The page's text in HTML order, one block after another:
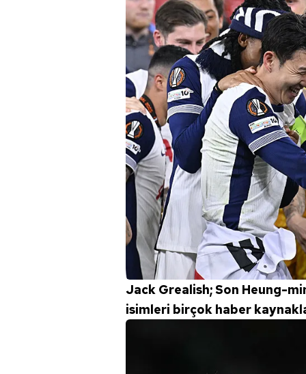
Jack Grealish; Son Heung-
isimleri birçok haber